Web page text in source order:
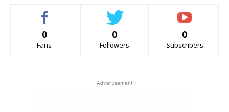
0
Fans
0
Followers
0
Subscribers
- Advertisement -